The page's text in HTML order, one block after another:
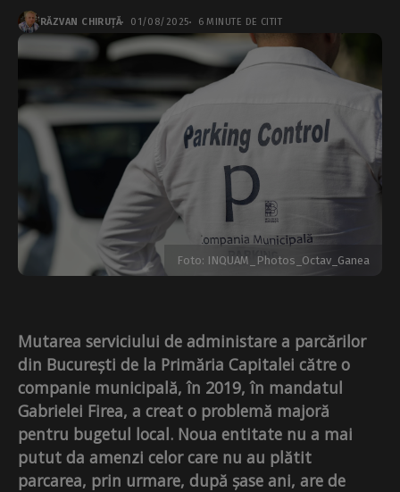
RĂZVAN CHIRUȚĂ 01/08/2025 6 MINUTE DE CITIT
Foto: INQUAM_Photos_Octav_Ganea
Mutarea serviciului de administare a parcărilor
din București de la Primăria Capitalei către o
companie municipală, în 2019, în mandatul
Gabrielei Firea, a creat o problemă majoră
pentru bugetul local. Noua entitate nu a mai
putut da amenzi celor care nu au plătit
parcarea, prin urmare, după șase ani, are de